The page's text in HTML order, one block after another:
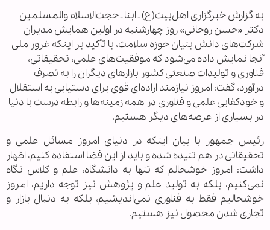
به گزارش خبرگزاری اهل‌بیت(ع) ـ ابنا ـ حجت‌الاسلام والمسلمین
دکتر «حسن روحانی» روز چهارشنبه در اولین همایش مدیران
شرکت‌های دانش بنیان حوزه سلامت، با تأکید بر اینکه غرور ملی
آنجا نمایش داده می‌شود که موفقیت‌های علمی، تحقیقاتی،
فناوری و تولیدات صنعتی کشور بازارهای دیگران را به تصرف
درآورد، گفت: امروز نیازمند اراده‌ای قوی برای دستیابی به استقلال
و خودکفایی علمی و فناوری در همه زمینه‌ها و رابطه درست با دنیا
در بسیاری از عرصه‌های دیگر هستیم.
رئیس جمهور با بیان اینکه در دنیای امروز مسائل علمی و
تحقیقاتی در هم تنیده شده و باید از این فضا استفاده کنیم، اظهار
داشت: امروز خوشحالم که تنها به دانشگاه، علم و کلاس نگاه
نمی‌کنیم، بلکه به تولید علم و پژوهش نیز توجه داریم، امروز
خوشحالیم فقط به فناوری نمی‌اندیشیم، بلکه به دنبال بازار و
تجاری شدن محصول نیز هستیم.